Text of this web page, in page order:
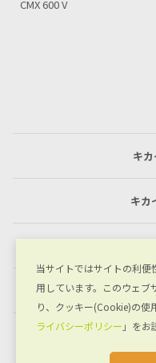
キ
キカ
プラ
当サイトではサイトの利
用しています。このウェブ
り、クッキー(Cookie)の使
ライバシーポリシー 」をお